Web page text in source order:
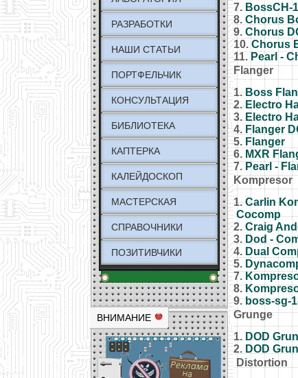
РАЗРАБОТКИ
НАШИ СТАТЬИ
ПОРТФЕЛЬЧИК
КОНСУЛЬТАЦИЯ
БИБЛИОТЕКА
КАПТЕРКА
КАЛЕЙДОСКОП
МАСТЕРСКАЯ
СПРАВОЧНИКИ
ПОЗИТИВЧИКИ
ВНИМАНИЕ
7. BossCH-1
8. Chorus
9. Chorus
10. Chorus
11. Pearl -
Flanger
1.Boss
2.Electro
3. Electro
4. Flanger
5. Flanger
6. MXR
7. Pearl -
Kompresor
1.Carlin
Cocomp
2. Craig
3. Dod -
4. Dual
5.
7.
8.
9.boss-sg-
Grunge
1. DOD
2. DOD
Distortion